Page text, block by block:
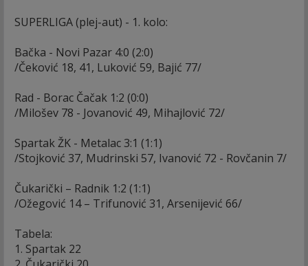
SUPERLIGA (plej-aut) - 1. kolo:
Bačka - Novi Pazar 4:0 (2:0)
/Čeković 18, 41, Luković 59, Bajić 77/
Rad - Borac Čačak 1:2 (0:0)
/Milošev 78 - Jovanović 49, Mihajlović 72/
Spartak ŽK - Metalac 3:1 (1:1)
/Stojković 37, Mudrinski 57, Ivanović 72 - Rovčanin 7/
Čukarički – Radnik 1:2 (1:1)
/Ožegović 14 – Trifunović 31, Arsenijević 66/
Tabela:
1. Spartak 22